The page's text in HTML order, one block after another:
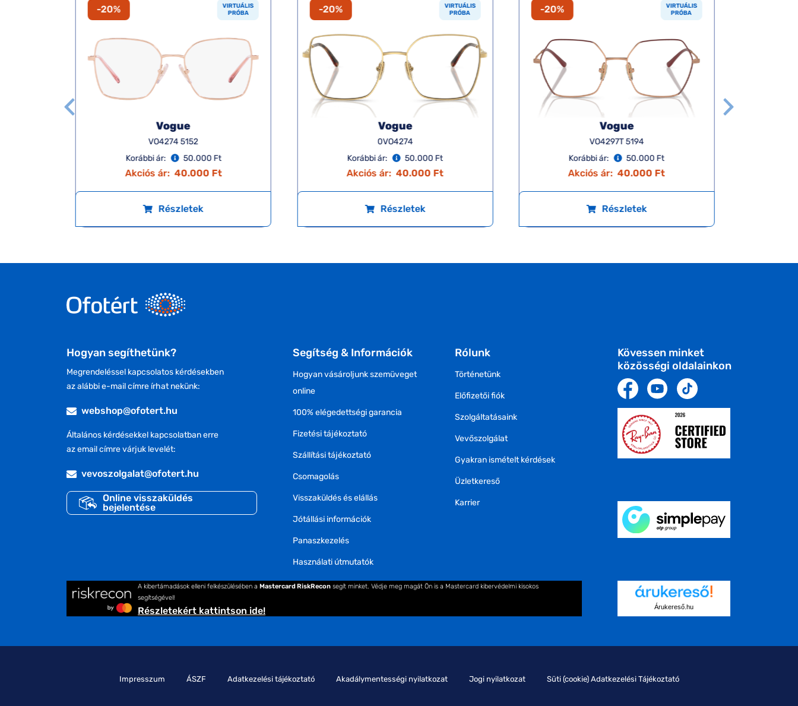
-20%
VIRTUÁLIS
PRÓBA
Vogue
VO4274 5152
Korábbi ár:
50.000 Ft
Akciós ár: 40.000 Ft
Részletek
-20%
VIRTUÁLIS
PRÓBA
Vogue
0VO4274
Korábbi ár:
50.000 Ft
Akciós ár: 40.000 Ft
Részletek
-20%
VIRTUÁLIS
PRÓBA
Vogue
VO4297T 5194
Korábbi ár:
50.000 Ft
Akciós ár: 40.000 Ft
Részletek
Hogyan segíthetünk?
Megrendeléssel kapcsolatos kérdésekben
az alábbi e-mail címre írhat nekünk:
webshop@ofotert.hu
Általános kérdésekkel kapcsolatban erre
az email címre várjuk levelét:
vevoszolgalat@ofotert.hu
Online visszaküldés
bejelentése
Segítség & Információk
Hogyan vásároljunk szemüveget
online
100% elégedettségi garancia
Fizetési tájékoztató
Szállítási tájékoztató
Csomagolás
Visszaküldés és elállás
Jótállási információk
Panaszkezelés
Használati útmutatók
Rólunk
Történetünk
Előfizetői fiók
Szolgáltatásaink
Vevőszolgálat
Gyakran ismételt kérdések
Üzletkereső
Karrier
Kövessen minket
közösségi oldalainkon
Árukereső.hu
A kibertámadások elleni felkészülésében a Mastercard RiskRecon segít minket. Védje meg magát Ön is a Mastercard kibervédelmi kisokos
segítségével!
Részletekért kattintson ide!
Impresszum ÁSZF Adatkezelési tájékoztató Akadálymentességi nyilatkozat Jogi nyilatkozat Süti (cookie) Adatkezelési Tájékoztató